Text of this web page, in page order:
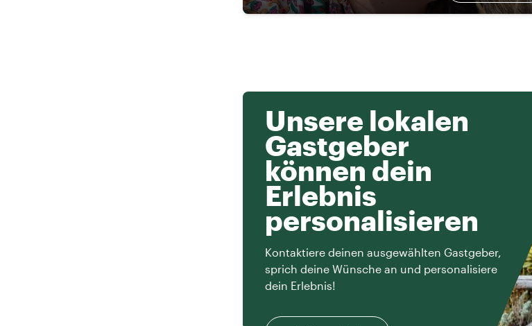
Unsere lokalen
Gastgeber
können dein
Erlebnis
personalisieren
Kontaktiere deinen ausgewählten Gastgeber,
sprich deine Wünsche an und personalisiere
dein Erlebnis!